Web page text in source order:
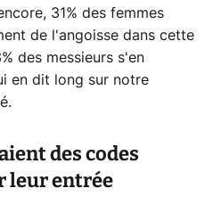
31% des femmes
de l'angoisse dans cette
des messieurs s'en
en dit long sur notre
des codes
leur entrée